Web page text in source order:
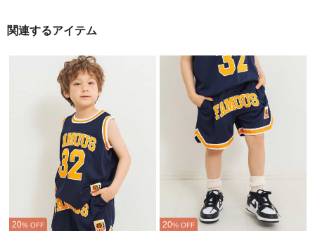
関連するアイテム
20% OFF 20% OFF